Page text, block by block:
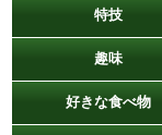
特技
趣味
好きな食べ物